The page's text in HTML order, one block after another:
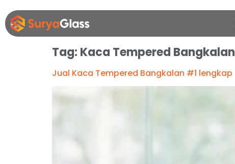
Tag: Kaca Tempered Bangkalan
Jual Kaca Tempered Bangkalan #1 lengkap